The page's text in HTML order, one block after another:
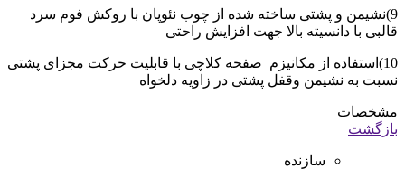
9)نشیمن و پشتی ساخته شده از چوب نئوپان با روکش فوم سرد
قالبی با دانسیته بالا جهت افزایش راحتی
10)استفاده از مکانیزم صفحه کلاچی با قابلیت حرکت مجزای پشتی
نسبت به نشیمن وقفل پشتی در زاویه دلخواه
مشخصات
بازگشت
سازنده